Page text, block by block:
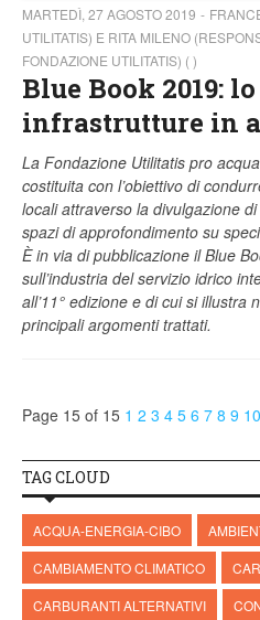
MARTEDÌ, 27 AGOSTO 2019
UTILITATIS) E RITA MILENO
FONDAZIONE UTILITATIS) ( )
Blue Book 2019:
infrastrutture in
La Fondazione Utilitatis pro
costituita con l’obiettivo di
locali attraverso la divulgazione
spazi di approfondimento su
È in via di pubblicazione il Blue
sull’industria del servizio idrico
all’11° edizione e di cui si illustra
principali argomenti trattati.
Page 15 of 15 1 2 3 4 5 6 7 8 9 10
TAG CLOUD
ACQUA-ENERGIA-CIBO
CAMBIAMENTO CLIMATICO
CARBURANTI ALTERNATIVI